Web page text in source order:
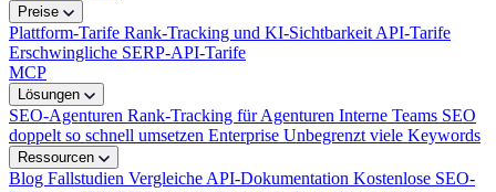
Preise
Plattform-Tarife Rank-Tracking und KI-Sichtbarkeit API-Tarife
Erschwingliche SERP-API-Tarife
MCP
Lösungen
SEO-Agenturen Rank-Tracking für Agenturen Interne Teams SEO
doppelt so schnell umsetzen Enterprise Unbegrenzt viele Keywords
Ressourcen
Blog Fallstudien Vergleiche API-Dokumentation Kostenlose SEO-